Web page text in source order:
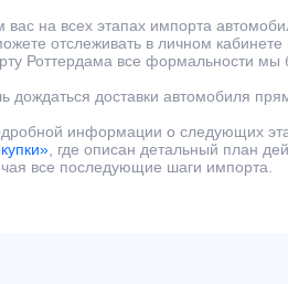
на всех этапах импорта
отслеживать в личном кабинете
Роттердама все формальности мы
дождаться доставки автомобиля
информации о следующих
, где описан детальный план
все последующие шаги импорта.